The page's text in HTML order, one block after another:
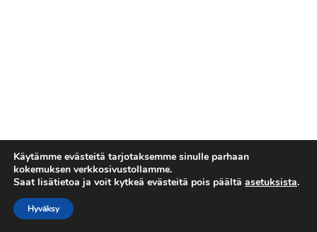
Tietosuojaseloste
Käytämme evästeitä tarjotaksemme sinulle parhaan
kokemuksen verkkosivustollamme.
Saat lisätietoa ja voit kytkeä evästeitä pois päältä asetuksista.
Hyväksy